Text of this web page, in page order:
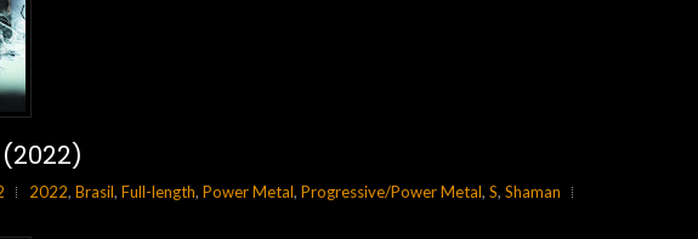
(2022)
2022, Brasil, Full-length, Power Metal, Progressive/Power Metal, S, Shaman